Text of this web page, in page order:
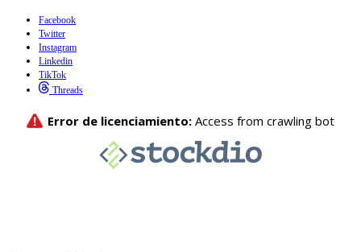
Facebook
Twitter
Instagram
Linkedin
TikTok
Threads